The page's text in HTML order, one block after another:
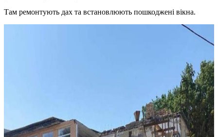
Там ремонтують дах та встановлюють пошкоджені вікна.